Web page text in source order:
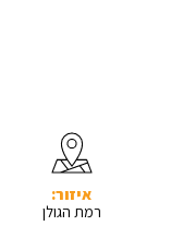
איזור:
רמת הגולן